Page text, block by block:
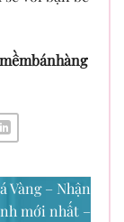
Vàng – Nhận
mới nhất –